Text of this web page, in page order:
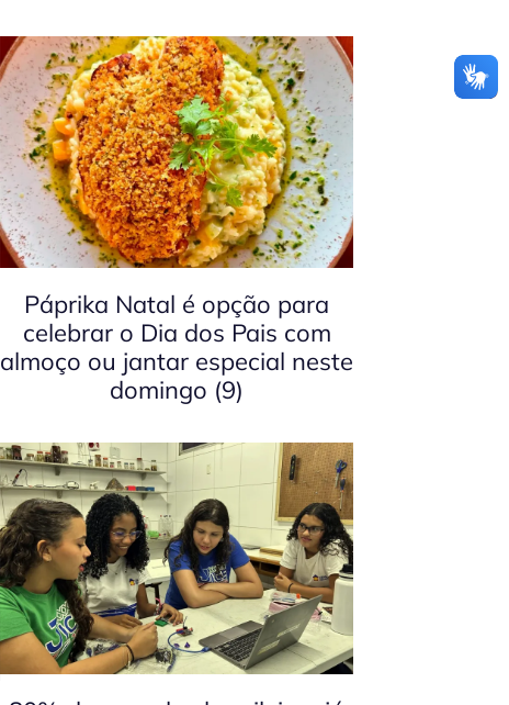
Páprika Natal é opção para
celebrar o Dia dos Pais com
almoço ou jantar especial neste
domingo (9)